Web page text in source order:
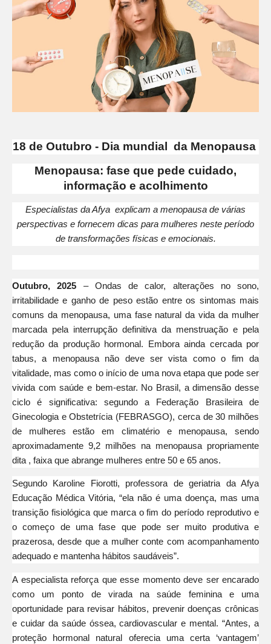
18 de Outubro - Dia mundial da Menopausa
Menopausa: fase que pede cuidado,
informação e acolhimento
Especialistas da Afya explicam a menopausa de várias
perspectivas e fornecem dicas para mulheres neste período
de transformações físicas e emocionais.
Outubro, 2025 – Ondas de calor, alterações no sono,
irritabilidade e ganho de peso estão entre os sintomas mais
comuns da menopausa, uma fase natural da vida da mulher
marcada pela interrupção definitiva da menstruação e pela
redução da produção hormonal. Embora ainda cercada por
tabus, a menopausa não deve ser vista como o fim da
vitalidade, mas como o início de uma nova etapa que pode ser
vivida com saúde e bem-estar. No Brasil, a dimensão desse
ciclo é significativa: segundo a Federação Brasileira de
Ginecologia e Obstetrícia (FEBRASGO), cerca de 30 milhões
de mulheres estão em climatério e menopausa, sendo
aproximadamente 9,2 milhões na menopausa propriamente
dita , faixa que abrange mulheres entre 50 e 65 anos.
Segundo Karoline Fiorotti, professora de geriatria da Afya
Educação Médica Vitória, “ela não é uma doença, mas uma
transição fisiológica que marca o fim do período reprodutivo e
o começo de uma fase que pode ser muito produtiva e
prazerosa, desde que a mulher conte com acompanhamento
adequado e mantenha hábitos saudáveis”.
A especialista reforça que esse momento deve ser encarado
como um ponto de virada na saúde feminina e uma
oportunidade para revisar hábitos, prevenir doenças crônicas
e cuidar da saúde óssea, cardiovascular e mental. “Antes, a
proteção hormonal natural oferecia uma certa ‘vantagem’